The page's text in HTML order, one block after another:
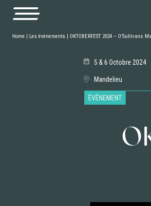
Home | Les événements | OKTOBERFEST 2024 – O’Sullivans
5 & 6 Octobre 2024
Mandelieu
ÉVÉNEMENT